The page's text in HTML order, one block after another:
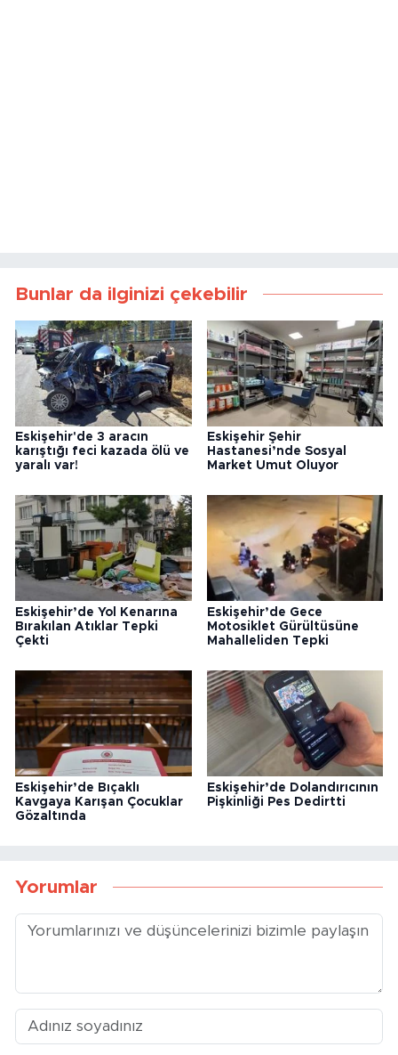
Bunlar da ilginizi çekebilir
Eskişehir'de 3 aracın
karıştığı feci kazada ölü ve
yaralı var!
Eskişehir Şehir
Hastanesi’nde Sosyal
Market Umut Oluyor
Eskişehir’de Yol Kenarına
Bırakılan Atıklar Tepki
Çekti
Eskişehir’de Gece
Motosiklet Gürültüsüne
Mahalleliden Tepki
Eskişehir’de Bıçaklı
Kavgaya Karışan Çocuklar
Gözaltında
Eskişehir’de Dolandırıcının
Pişkinliği Pes Dedirtti
Yorumlar